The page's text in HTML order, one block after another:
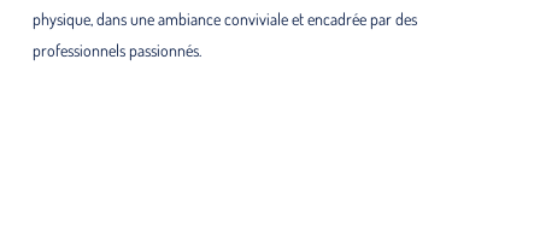
physique, dans une ambiance conviviale et encadrée par des
professionnels passionnés.